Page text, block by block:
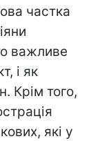
частка
важливе
і як
Крім того,
які у